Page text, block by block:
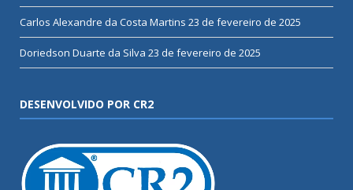
Carlos Alexandre da Costa Martins 23 de fevereiro de 2025
Doriedson Duarte da Silva 23 de fevereiro de 2025
DESENVOLVIDO POR CR2